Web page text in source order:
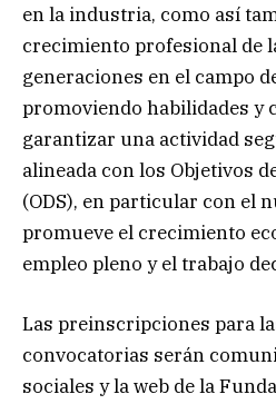
en la industria, como así
crecimiento profesional de
generaciones en el campo
promoviendo habilidades y
garantizar una actividad
alineada con los Objetivos
(ODS), en particular con el
promueve el crecimiento
empleo pleno y el trabajo
Las preinscripciones para
convocatorias serán
sociales y la web de la